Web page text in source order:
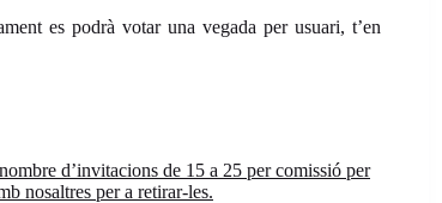
es podrà votar una vegada per usuari, t’en
d’invitacions de 15 a 25 per comissió per
nosaltres per a retirar-les.